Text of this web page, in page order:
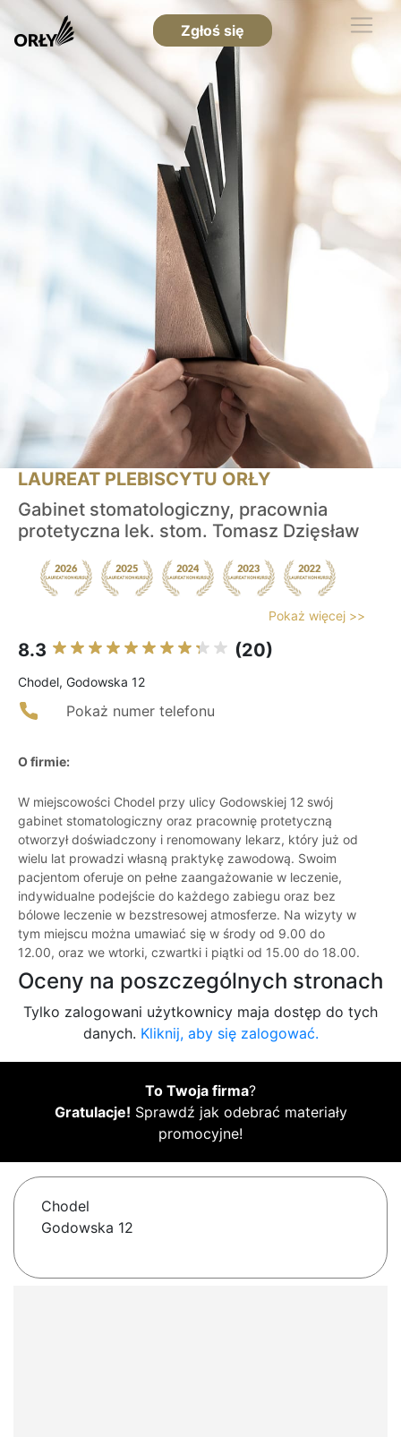
Zgłoś się
LAUREAT PLEBISCYTU ORŁY
Gabinet stomatologiczny, pracownia
protetyczna lek. stom. Tomasz Dzięsław
Pokaż więcej >>
8.3 (20)
Chodel, Godowska 12
Pokaż numer telefonu
O firmie:
W miejscowości Chodel przy ulicy Godowskiej 12 swój
gabinet stomatologiczny oraz pracownię protetyczną
otworzył doświadczony i renomowany lekarz, który już od
wielu lat prowadzi własną praktykę zawodową. Swoim
pacjentom oferuje on pełne zaangażowanie w leczenie,
indywidualne podejście do każdego zabiegu oraz bez
bólowe leczenie w bezstresowej atmosferze. Na wizyty w
tym miejscu można umawiać się w środy od 9.00 do
12.00, oraz we wtorki, czwartki i piątki od 15.00 do 18.00.
Oceny na poszczególnych stronach
Tylko zalogowani użytkownicy maja dostęp do tych
danych. Kliknij, aby się zalogować.
To Twoja firma?
Gratulacje! Sprawdź jak odebrać materiały
promocyjne!
Chodel
Godowska 12